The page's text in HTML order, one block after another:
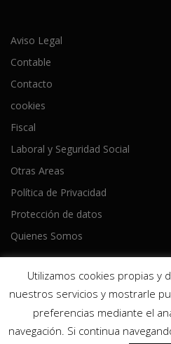
Aviso Legal
Contable
Contacto
cookies
Fiscal
Laboral y Seguridad Social
Otras Areas
Política de Privacidad
Protección de datos
Quienes Somos
Copyright © 2026 Ameijeiras Lois
hecho por
Utilizamos cookies propias y
nuestros servicios y mostrarle
preferencias mediante el
navegación. Si continua